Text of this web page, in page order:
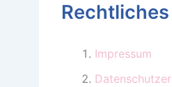
Rechtliches
Impressum